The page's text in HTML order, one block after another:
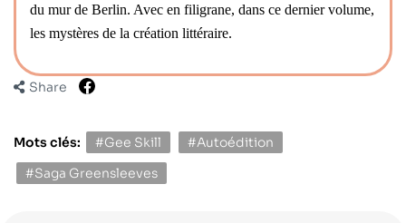
du mur de Berlin. Avec en filigrane, dans ce dernier volume,
les mystères de la création littéraire.
Share
Mots clés: #Gee Skill
#Autoédition
#Saga Greensleeves